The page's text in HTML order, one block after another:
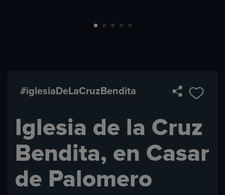
#iglesiaDeLaCruzBendita
Iglesia de la Cruz
Bendita, en Casar
de Palomero